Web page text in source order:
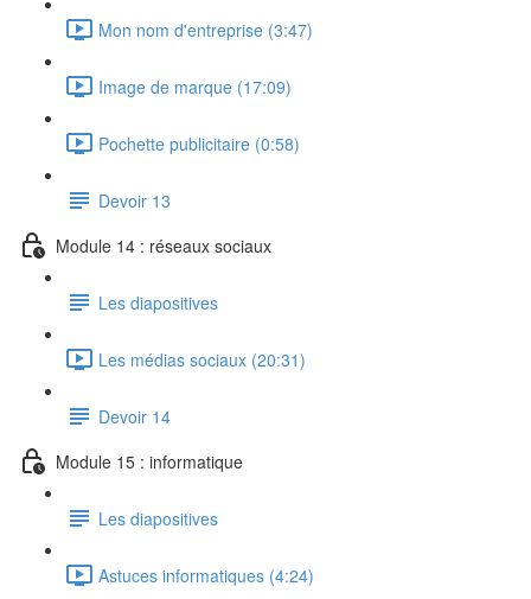
Mon nom d'entreprise (3:47)
Image de marque (17:09)
Pochette publicitaire (0:58)
Devoir 13
Module 14 : réseaux sociaux
Les diapositives
Les médias sociaux (20:31)
Devoir 14
Module 15 : informatique
Les diapositives
Astuces informatiques (4:24)